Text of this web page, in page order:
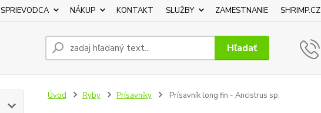
SPRIEVODCA NÁKUP KONTAKT SLUŽBY ZAMESTNANIE SHRIMP.CZ
Hľadať
Úvod Ryby Prísavníky Prísavník long fin - Ancistrus sp.